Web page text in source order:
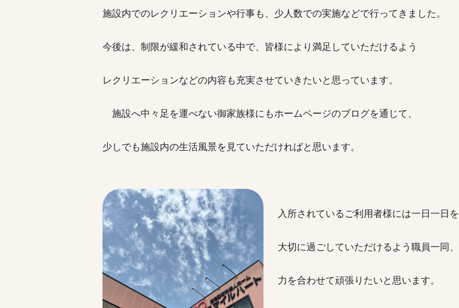
施設内でのレクリエーションや行事も、少人数での実施などで行ってきました。
今後は、制限が緩和されている中で、皆様により満足していただけるよう
レクリエーションなどの内容も充実させていきたいと思っています。
施設へ中々足を運べない御家族様にもホームページのブログを通じて、
少しでも施設内の生活風景を見ていただければと思います。
入所されているご利用者様には一日一日 を
大切に過ごしていただける よう職員一同、
力を合わせて頑張りたいと思い ます。